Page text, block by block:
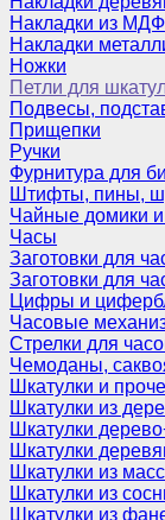
Накладки из МДФ
Накладки
Ножки
Петли для
Подвесы,
Прищепки
Ручки
Фурнитура для
Штифты, пины,
Чайные домики и
Часы
Заготовки для
Заготовки для
Цифры и
Часовые
Стрелки для
Чемоданы,
Шкатулки и
Шкатулки из
Шкатулки
Шкатулки
Шкатулки из
Шкатулки из
Шкатулки из